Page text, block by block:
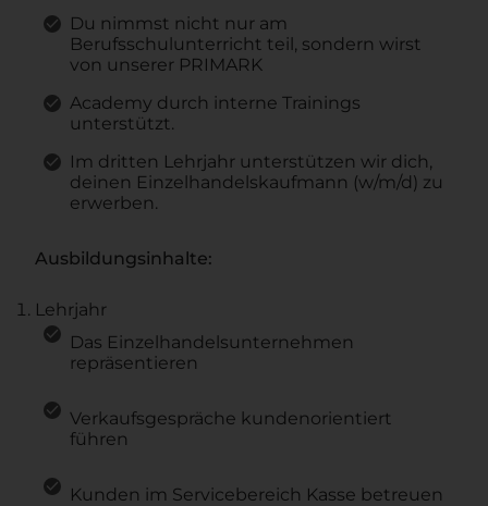
Du nimmst nicht nur am
Berufsschulunterricht teil, sondern wirst
von unserer PRIMARK
Academy durch interne Trainings
unterstützt.
Im dritten Lehrjahr unterstützen wir dich,
deinen Einzelhandelskaufmann (w/m/d) zu
erwerben.
Ausbildungsinhalte:
Lehrjahr
Das Einzelhandelsunternehmen
repräsentieren
Verkaufsgespräche kundenorientiert
führen
Kunden im Servicebereich Kasse betreuen